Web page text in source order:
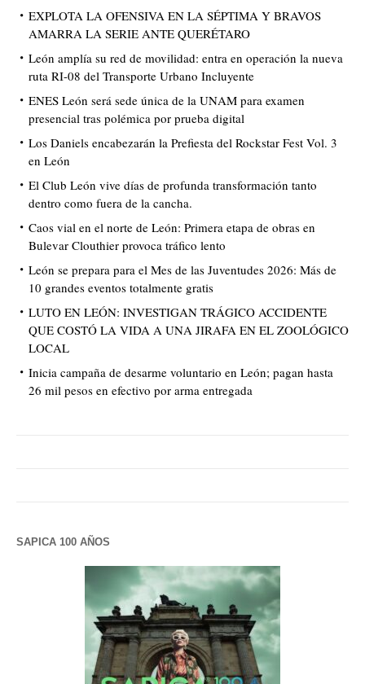
EXPLOTA LA OFENSIVA EN LA SÉPTIMA Y BRAVOS
AMARRA LA SERIE ANTE QUERÉTARO
León amplía su red de movilidad: entra en operación la nueva
ruta RI-08 del Transporte Urbano Incluyente
ENES León será sede única de la UNAM para examen
presencial tras polémica por prueba digital
Los Daniels encabezarán la Prefiesta del Rockstar Fest Vol. 3
en León
El Club León vive días de profunda transformación tanto
dentro como fuera de la cancha.
Caos vial en el norte de León: Primera etapa de obras en
Bulevar Clouthier provoca tráfico lento
León se prepara para el Mes de las Juventudes 2026: Más de
10 grandes eventos totalmente gratis
LUTO EN LEÓN: INVESTIGAN TRÁGICO ACCIDENTE
QUE COSTÓ LA VIDA A UNA JIRAFA EN EL ZOOLÓGICO
LOCAL
Inicia campaña de desarme voluntario en León; pagan hasta
26 mil pesos en efectivo por arma entregada
SAPICA 100 AÑOS